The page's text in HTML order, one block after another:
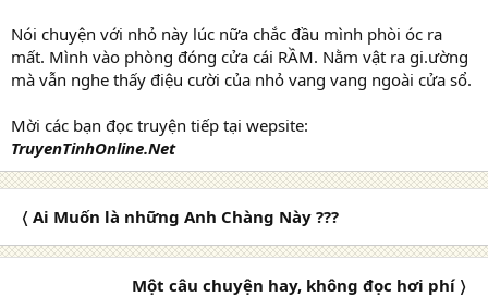
Nói chuyện với nhỏ này lúc nữa chắc đầu mình phòi óc ra
mất. Mình vào phòng đóng cửa cái RẦM. Nằm vật ra gi.ường
mà vẫn nghe thấy điệu cười của nhỏ vang vang ngoài cửa sổ.
Mời các bạn đọc truyện tiếp tại wepsite:
TruyenTinhOnline.Net
〈 Ai Muốn là những Anh Chàng Này ???
Một câu chuyện hay, không đọc hơi phí 〉